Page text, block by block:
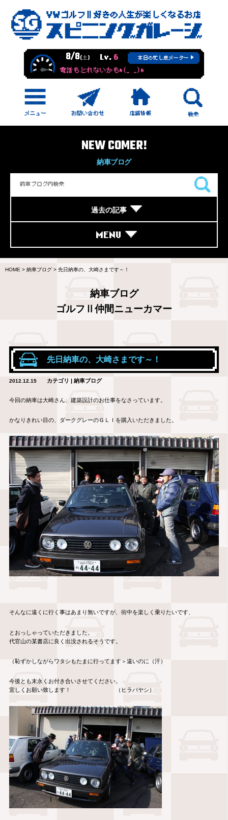
8/8(土) Lv. 6 本日の忙し度メーター
電話もとれないかもm(_ _)m
NEW COMER!
納車ブログ
過去の記事
MENU
HOME > 納車ブログ > 先日納車の、大崎さまです～！
納車ブログ
ゴルフⅡ仲間ニューカマー
先日納車の、大崎さまです～！
2012.12.15 カテゴリ | 納車ブログ
今回の納車は大崎さん、建築設計のお仕事をなさっています。
かなりきれい目の、ダークグレーのＧＬＩを購入いただきました。
そんなに遠くに行く事はあまり無いですが、街中を楽しく乗りたいです、
とおっしゃっていただきました。
代官山の某書店に良く出没されるそうです。
（恥ずかしながらワタシもたまに行ってます＞遠いのに（汗）
今後とも末永くお付き合いさせてください。
宜しくお願い致します！ （ヒラバヤシ）